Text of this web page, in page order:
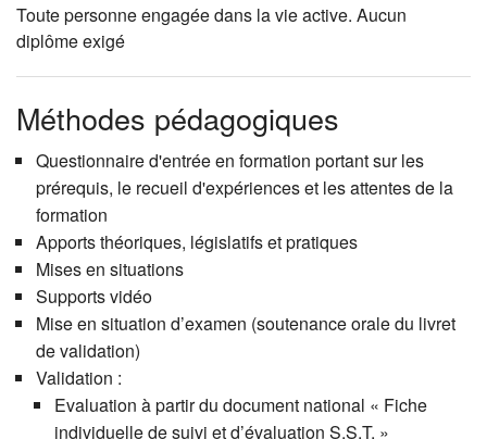
Toute personne engagée dans la vie active. Aucun
diplôme exigé
Méthodes pédagogiques
Questionnaire d'entrée en formation portant sur les
prérequis, le recueil d'expériences et les attentes de la
formation
Apports théoriques, législatifs et pratiques
Mises en situations
Supports vidéo
Mise en situation d’examen (soutenance orale du livret
de validation)
Validation :
Evaluation à partir du document national « Fiche
individuelle de suivi et d’évaluation S.S.T. »